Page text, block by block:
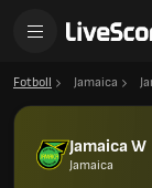
Fotboll Jamaica
Jamaica W
Jamaica